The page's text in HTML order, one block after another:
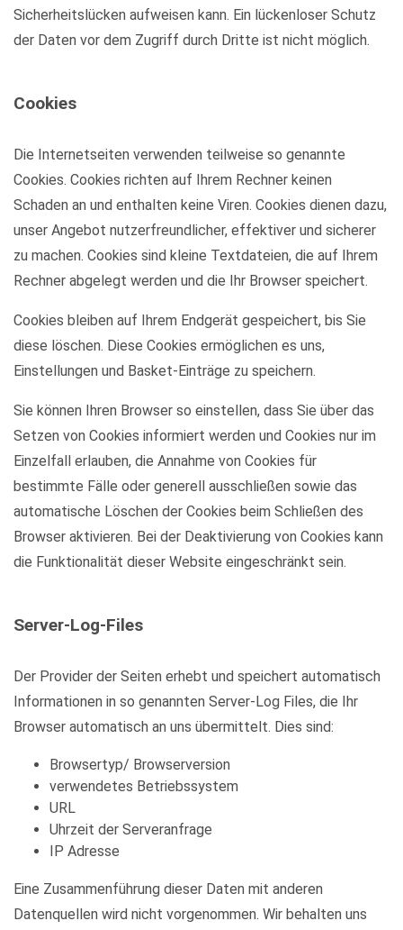
Sicherheitslücken aufweisen kann. Ein lückenloser Schutz
der Daten vor dem Zugriff durch Dritte ist nicht möglich.
Cookies
Die Internetseiten verwenden teilweise so genannte
Cookies. Cookies richten auf Ihrem Rechner keinen
Schaden an und enthalten keine Viren. Cookies dienen dazu,
unser Angebot nutzerfreundlicher, effektiver und sicherer
zu machen. Cookies sind kleine Textdateien, die auf Ihrem
Rechner abgelegt werden und die Ihr Browser speichert.
Cookies bleiben auf Ihrem Endgerät gespeichert, bis Sie
diese löschen. Diese Cookies ermöglichen es uns,
Einstellungen und Basket-Einträge zu speichern.
Sie können Ihren Browser so einstellen, dass Sie über das
Setzen von Cookies informiert werden und Cookies nur im
Einzelfall erlauben, die Annahme von Cookies für
bestimmte Fälle oder generell ausschließen sowie das
automatische Löschen der Cookies beim Schließen des
Browser aktivieren. Bei der Deaktivierung von Cookies kann
die Funktionalität dieser Website eingeschränkt sein.
Server-Log-Files
Der Provider der Seiten erhebt und speichert automatisch
Informationen in so genannten Server-Log Files, die Ihr
Browser automatisch an uns übermittelt. Dies sind:
Browsertyp/ Browserversion
verwendetes Betriebssystem
URL
Uhrzeit der Serveranfrage
IP Adresse
Eine Zusammenführung dieser Daten mit anderen
Datenquellen wird nicht vorgenommen. Wir behalten uns